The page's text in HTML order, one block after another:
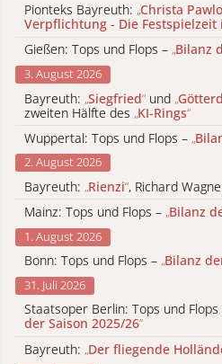
Pionteks Bayreuth: „Christa
Verpflichtung - Die Festspielzeit
Gießen: Tops und Flops – „Bilanz
3. August 2026
Bayreuth: „Siegfried“ und „
zweiten Hälfte des „KI-Rings“
Wuppertal: Tops und Flops – „
2. August 2026
Bayreuth: „Rienzi“, Richard
Mainz: Tops und Flops – „Bilanz
1. August 2026
Bonn: Tops und Flops – „Bilanz
31. Juli 2026
Staatsoper Berlin: Tops und Flops
der Saison 2025/26“
Bayreuth: „Der fliegende